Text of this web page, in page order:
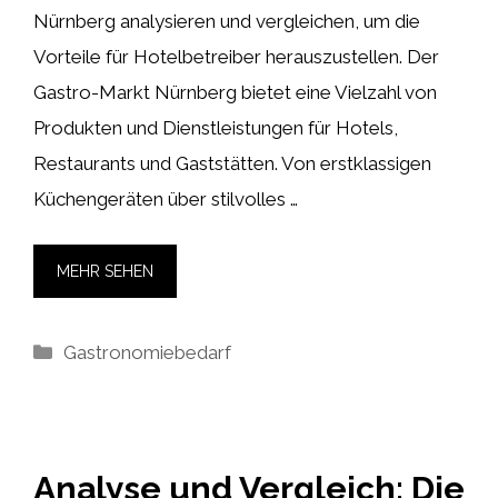
Nürnberg analysieren und vergleichen, um die
Vorteile für Hotelbetreiber herauszustellen. Der
Gastro-Markt Nürnberg bietet eine Vielzahl von
Produkten und Dienstleistungen für Hotels,
Restaurants und Gaststätten. Von erstklassigen
Küchengeräten über stilvolles …
MEHR SEHEN
Kategorien
Gastronomiebedarf
Analyse und Vergleich: Die